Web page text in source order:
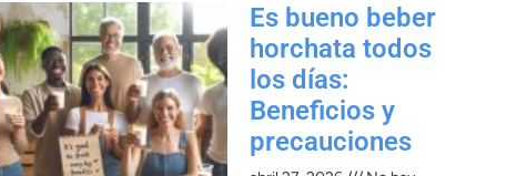
Es bueno beber
horchata todos
los días:
Beneficios y
precauciones​